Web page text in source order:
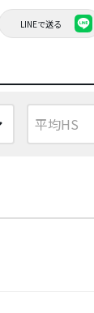
LINEで送る